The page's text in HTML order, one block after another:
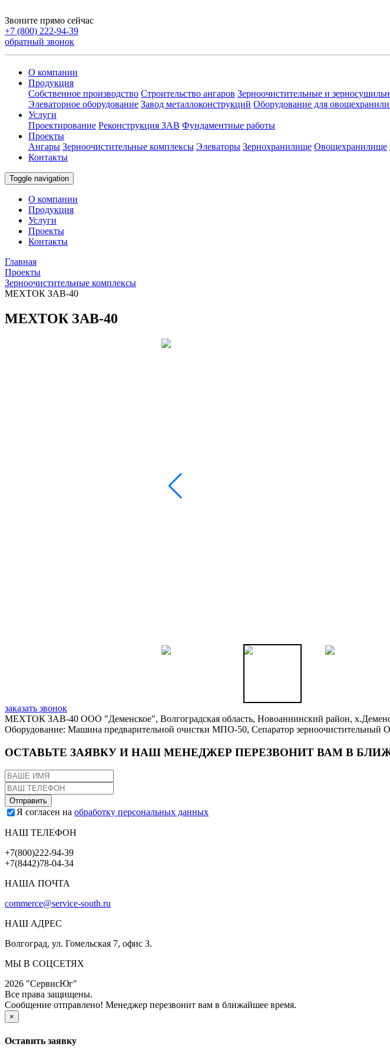
Звоните прямо сейчас
+7 (800) 222-94-39
обратный звонок
О компании
Продукция
Собственное производство Строительство ангаров Зерноочистительные и
Элеваторное оборудование Завод металлоконструкций Оборудование для
Услуги
Проектирование Реконструкция ЗАВ Фундаментные работы
Проекты
Ангары Зерноочистительные комплексы Элеваторы Зернохранилище Овощехранилищe
Контакты
Toggle navigation
О компании
Продукция
Услуги
Проекты
Контакты
Главная
Проекты
Зерноочистительные комплексы
МЕХТОК ЗАВ-40
МЕХТОК ЗАВ-40
заказать звонок
МЕХТОК ЗАВ-40 ООО "Деменское", Волгоградская область, Новоаннинский район,
Оборудование: Машина предварительной очистки МПО-50, Сепаратор зерноочистительный
ОСТАВЬТЕ ЗАЯВКУ И НАШ МЕНЕДЖЕР ПЕРЕЗВОНИТ ВАМ В
Я согласен на обработку персональных данных
НАШ ТЕЛЕФОН
+7(800)222-94-39
+7(8442)78-04-34
НАША ПОЧТА
commerce@service-south.ru
НАШ АДРЕС
Волгоград, ул. Гомельская 7, офис 3.
МЫ В СОЦСЕТЯХ
2026 "СервисЮг"
Все права защищены.
Сообщение отправлено! Менеджер перезвонит вам в ближайшее время.
×
Оставить заявку